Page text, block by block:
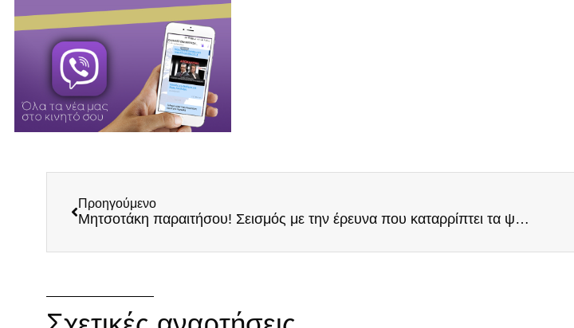
Προηγούμενο
Μητσοτάκη παραιτήσου! Σεισμός με την έρευνα που καταρρίπτει τα ψέματά του!